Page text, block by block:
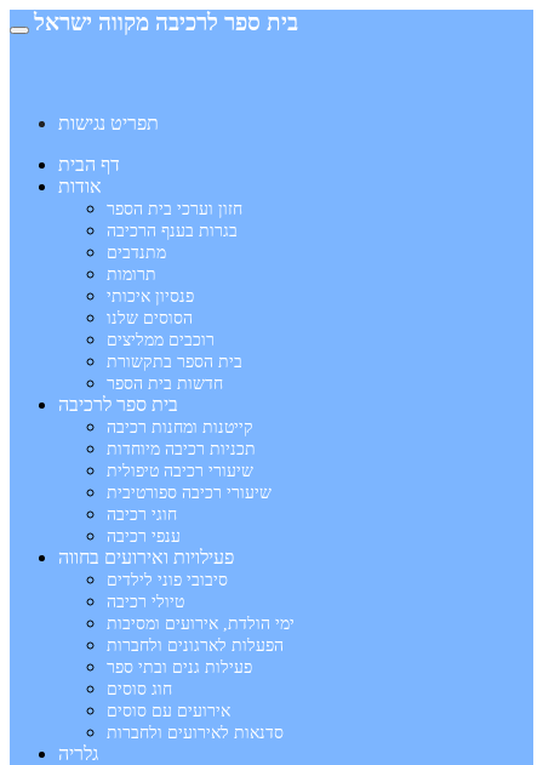
בית ספר לרכיבה מקווה ישראל
תפריט נגישות
דף הבית
אודות
חזון וערכי בית הספר
בגרות בענף הרכיבה
מתנדבים
תרומות
פנסיון איכותי
הסוסים שלנו
רוכבים ממליצים
בית הספר בתקשורת
חדשות בית הספר
בית ספר לרכיבה
קייטנות ומחנות רכיבה
תכניות רכיבה מיוחדות
שיעורי רכיבה טיפולית
שיעורי רכיבה ספורטיבית
חוגי רכיבה
ענפי רכיבה
פעילויות ואירועים בחווה
סיבובי פוני לילדים
טיולי רכיבה
ימי הולדת, אירועים ומסיבות
הפעלות לארגונים ולחברות
פעילות גנים ובתי ספר
חוג סוסים
אירועים עם סוסים
סדנאות לאירועים ולחברות
גלריה